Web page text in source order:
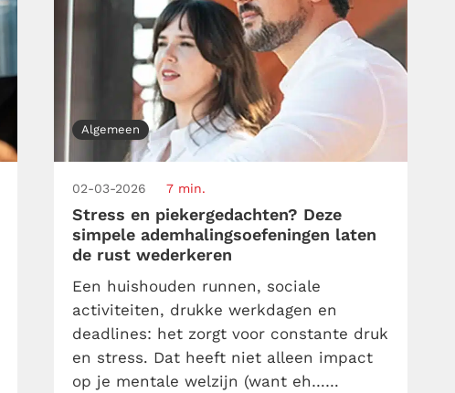
Algemeen
02-03-2026 7 min.
Stress en piekergedachten? Deze
simpele ademhalingsoefeningen laten
de rust wederkeren
Een huishouden runnen, sociale
activiteiten, drukke werkdagen en
deadlines: het zorgt voor constante druk
en stress. Dat heeft niet alleen impact
op je mentale welzijn (want eh…